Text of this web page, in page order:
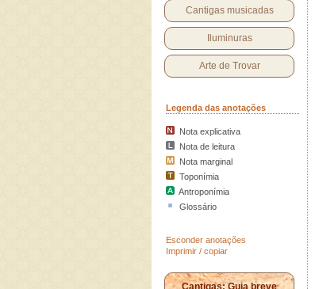
Cantigas musicadas
Iluminuras
Arte de Trovar
Legenda das anotações
Nota explicativa
Nota de leitura
Nota marginal
Toponímia
Antroponímia
Glossário
Esconder anotações
Imprimir / copiar
Cantigas: Guia breve